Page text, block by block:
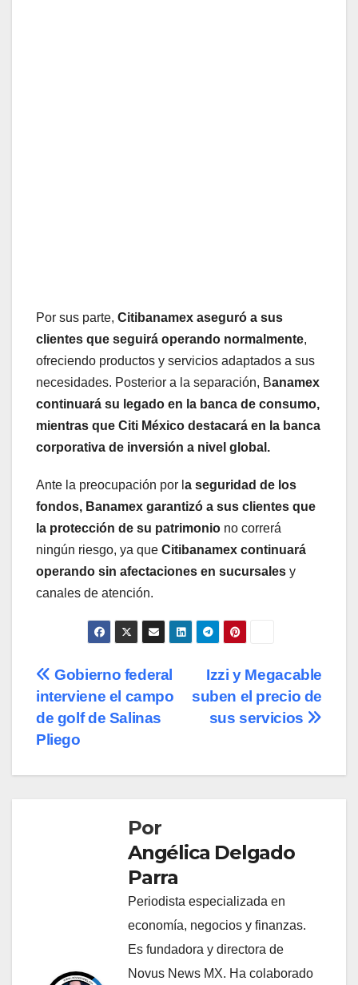
Por sus parte, Citibanamex aseguró a sus
clientes que seguirá operando normalmente,
ofreciendo productos y servicios adaptados a sus
necesidades. Posterior a la separación, Banamex
continuará su legado en la banca de consumo,
mientras que Citi México destacará en la banca
corporativa de inversión a nivel global.
Ante la preocupación por l a seguridad de los
fondos, Banamex garantizó a sus clientes que
la protección de su patrimonio no correrá
ningún riesgo, ya que Citibanamex continuará
operando sin afectaciones en sucursales y
canales de atención.
Navegación
de
entradas
Izzi y Megacable
suben el precio de
sus servicios
Gobierno federal
interviene el campo
de golf de Salinas
Pliego
Por
Angélica Delgado
Parra
Periodista especializada en
economía, negocios y finanzas.
Es fundadora y directora de
Novus News MX. Ha colaborado